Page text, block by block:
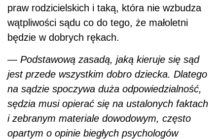
praw rodzicielskich i taką, która nie wzbudza
wątpliwości sądu co do tego, że małoletni
będzie w dobrych rękach.
— Podstawową zasadą, jaką kieruje się sąd
jest przede wszystkim dobro dziecka. Dlatego
na sądzie spoczywa duża odpowiedzialność,
sędzia musi opierać się na ustalonych faktach
i zebranym materiale dowodowym, często
opartym o opinie biegłych psychologów